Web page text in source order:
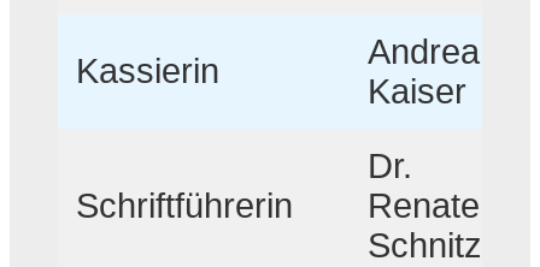
Kassierin
Andrea
Kaiser
Schriftführerin
Dr.
Renate
Schnitzer